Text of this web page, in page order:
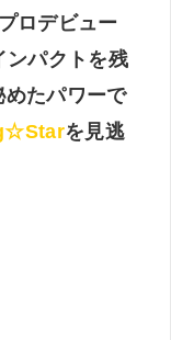
ロデビュー
ンパクトを残
めたパワーで
を見逃